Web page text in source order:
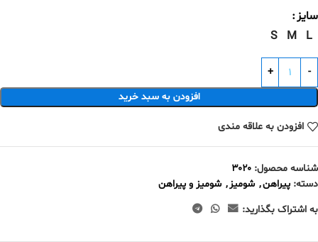
سایز
L
M
S
افزودن به سبد خرید
افزودن به علاقه مندی
شناسه محصول: ۳۰۲۰
دسته: پیراهن, شومیز, شومیز و پیراهن
به اشتراک بگذارید: